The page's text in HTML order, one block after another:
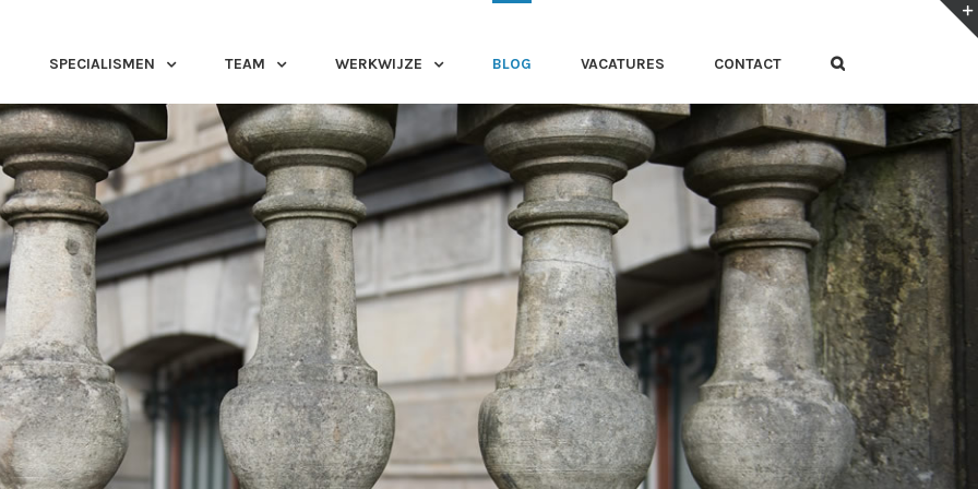
SPECIALISMEN TEAM WERKWIJZE BLOG VACATURES CONTACT